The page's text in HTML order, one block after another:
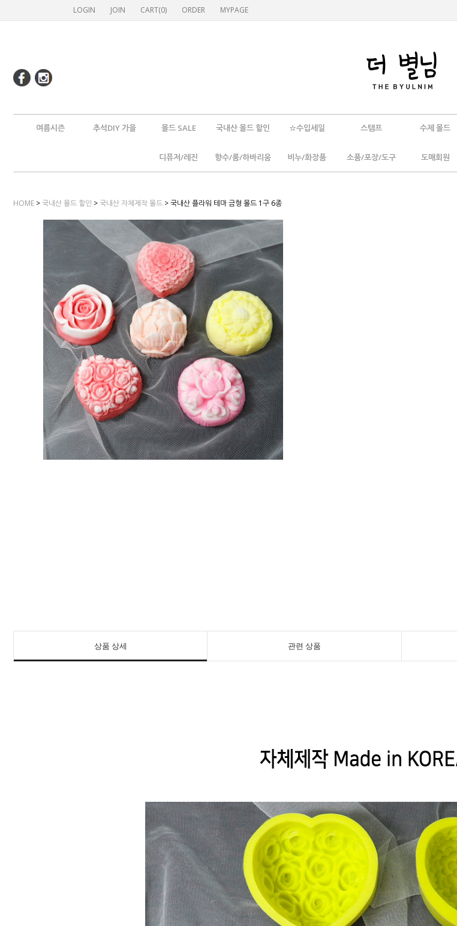
LOGIN JOIN CART(0) ORDER MYPAGE
여름시즌 추석DIY 가을 몰드 SALE 국내산 몰드 할인 ☆수입세일 스탬프 수제 몰드
디퓨저/레진 향수/룸/하바리움 비누/화장품 소품/포장/도구 도매회원
HOME >국내산 몰드 할인 >국내산 자체제작 몰드 > 국내산 플라워 테마 금형 몰드 1구 6종
상품 상세 관련 상품